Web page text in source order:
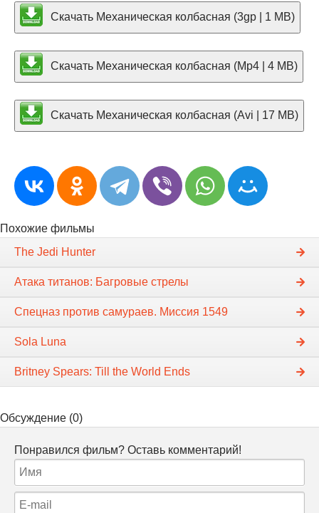
Скачать Механическая колбасная (3gp | 1 MB)
Скачать Механическая колбасная (Mp4 | 4 MB)
Скачать Механическая колбасная (Avi | 17 MB)
Похожие фильмы
The Jedi Hunter
Атака титанов: Багровые стрелы
Спецназ против самураев. Миссия 1549
Sola Luna
Britney Spears: Till the World Ends
Обсуждение (0)
Понравился фильм? Оставь комментарий!